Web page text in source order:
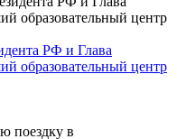
РФ и Глава
образовательный центр